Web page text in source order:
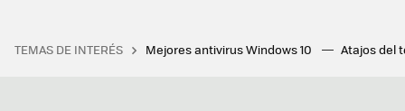
TEMAS DE INTERÉS Mejores antivirus Windows 10 Atajos del